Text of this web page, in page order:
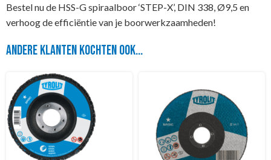
Bestel nu de HSS-G spiraalboor ‘STEP-X’, DIN 338, Ø9,5 en
verhoog de efficiëntie van je boorwerkzaamheden!
Andere klanten kochten ook...